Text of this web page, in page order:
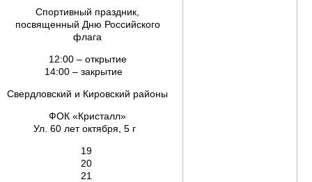
Спортивный праздник,
посвященный Дню Российского
флага
12:00 – открытие
14:00 – закрытие
Свердловский и Кировский районы
ФОК «Кристалл»
Ул. 60 лет октября, 5 г
19
20
21